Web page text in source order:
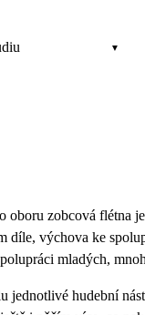
zobcová flétna
díle, výchova ke
mladých,
jednotlivé hudební